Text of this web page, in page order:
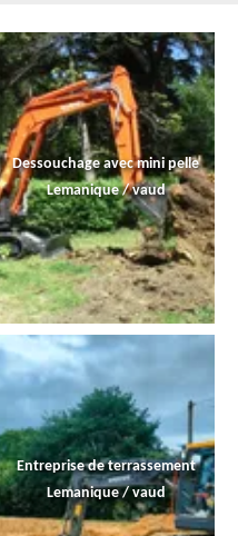
Dessouchage avec mini pelle
Lemanique / vaud
Entreprise de terrassement
Lemanique / vaud